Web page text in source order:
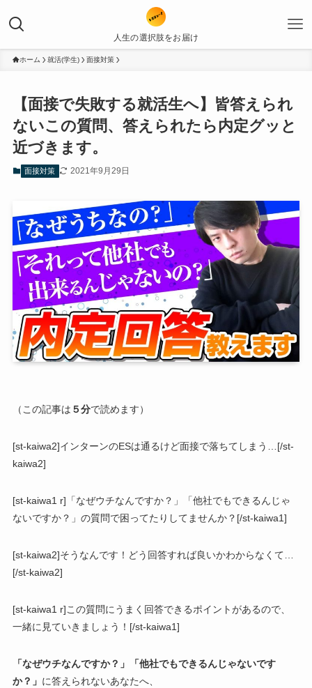
人生の選択肢をお届け
ホーム 就活(学生) 面接対策
【面接で失敗する就活生へ】皆答えられ
ないこの質問、答えられたら内定グッと
近づきます。
面接対策 2021年9月29日
（この記事は ５分で読めます）
[st-kaiwa2]インターンのESは通るけど面接で落ちてしまう…[/st-
kaiwa2]
[st-kaiwa1 r] 「なぜウチなんですか？」「他社でもできるんじゃ
ないですか？」の質問で困ってたりしてませんか？ [/st-kaiwa1]
[st-kaiwa2]そうなんです！どう回答すれば良いかわからなくて…
[/st-kaiwa2]
[st-kaiwa1 r]この質問にうまく回答できるポイントがあるので、
一緒に見ていきましょう！[/st-kaiwa1]
「なぜウチなんですか？」「他社でもできるんじゃないです
か？」 に答えられないあなたへ、